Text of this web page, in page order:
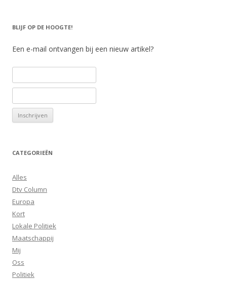
BLIJF OP DE HOOGTE!
Een e-mail ontvangen bij een nieuw artikel?
CATEGORIEËN
Alles
Dtv Column
Europa
Kort
Lokale Politiek
Maatschappij
Mij
Oss
Politiek